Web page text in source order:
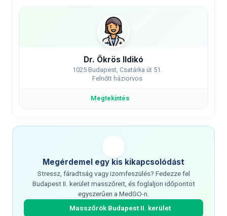
Dr. Ökrös Ildikó
1025 Budapest, Csatárka út 51.
Felnőtt háziorvos
Megtekintés
Megérdemel egy kis kikapcsolódást
Stressz, fáradtság vagy izomfeszülés? Fedezze fel
Budapest II. kerület masszőreit, és foglaljon időpontot
egyszerűen a MedGO-n.
Masszőrök Budapest II. kerület